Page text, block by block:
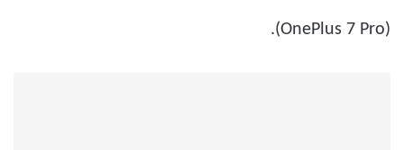
(OnePlus 7 Pro).